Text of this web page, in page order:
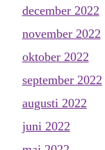
december 2022
november 2022
oktober 2022
september 2022
augusti 2022
juni 2022